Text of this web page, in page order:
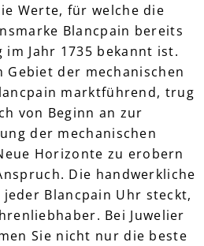
Werte, für welche die
Blancpain bereits
Jahr 1735 bekannt ist.
Gebiet der mechanischen
marktführend, trug
von Beginn an zur
der mechanischen
Horizonte zu erobern
Die handwerkliche
Blancpain Uhr steckt,
Bei Juwelier
Sie nicht nur die beste